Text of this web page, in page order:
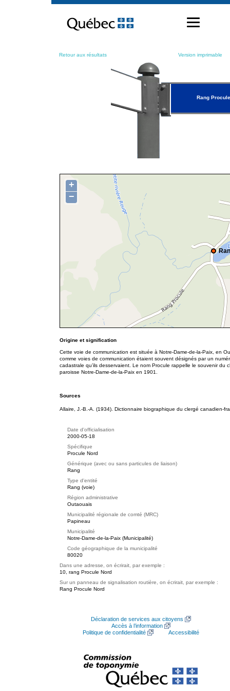
contenu
Retour aux résultats Version imprimable
Rang
+
−
Origine et signification
Cette voie de communication est située à Notre-Dame-de-la-Paix, en
comme voies de communication étaient souvent désignés par un
cadastrale qu’ils desservaient. Le nom Procule rappelle le souvenir
paroisse Notre-Dame-de-la-Paix en 1901.
Sources
Allaire, J.-B.-A. (1934). Dictionnaire biographique du clergé canadien-
Date d'officialisation
2000-05-18
Spécifique
Procule Nord
Générique (avec ou sans particules de liaison)
Rang
Type d'entité
Rang (voie)
Région administrative
Outaouais
Municipalité régionale de comté (MRC)
Papineau
Municipalité
Notre-Dame-de-la-Paix (Municipalité)
Code géographique de la municipalité
80020
Dans une adresse, on écrirait, par exemple :
10, rang Procule Nord
Sur un panneau de signalisation routière, on écrirait, par exemple :
Rang Procule Nord
Déclaration de services aux citoyens
Accès à l’information
Politique de confidentialité
Accessibilité